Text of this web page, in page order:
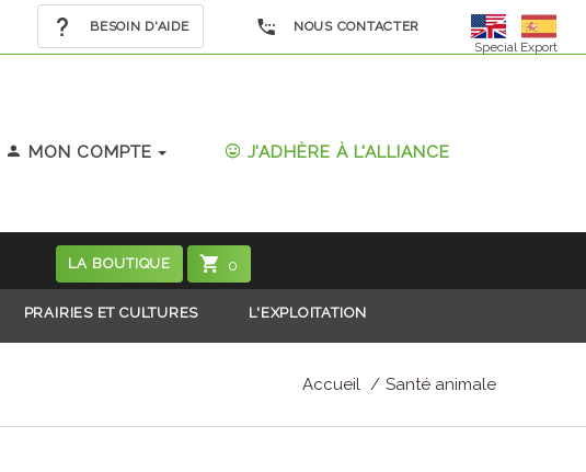
BESOIN D'AIDE
NOUS CONTACTER
Special Export
MON COMPTE J'ADHÈRE À L'ALLIANCE
LA BOUTIQUE 0
PRAIRIES ET CULTURES L'EXPLOITATION
Accueil Santé animale